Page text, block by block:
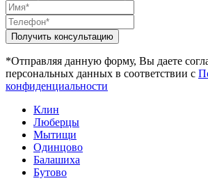
*Отправляя данную форму, Вы даете
персональных данных в соответствии с
конфиденциальности
Клин
Люберцы
Мытищи
Одинцово
Балашиха
Бутово